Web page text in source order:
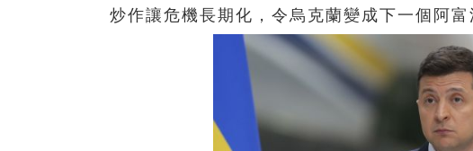
炒作讓危機長期化，令烏克蘭變成下一個阿富